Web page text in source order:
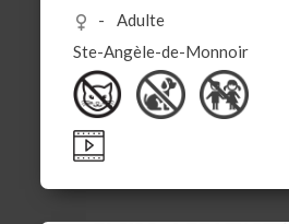
Adulte
Ste-Angèle-de-Monnoir